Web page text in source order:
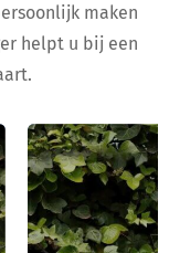
maken
helpt u bij een